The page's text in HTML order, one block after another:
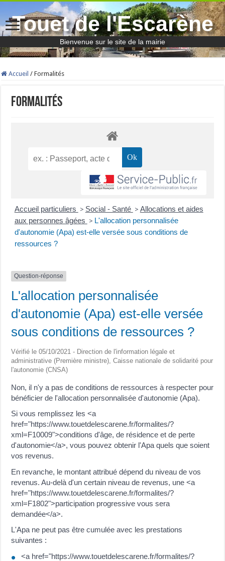
Touet de l'Escarène
Bienvenue sur le site de la mairie
Accueil / Formalités
Formalités
Accueil particuliers > Social - Santé > Allocations et aides
aux personnes âgées > L'allocation personnalisée
d'autonomie (Apa) est-elle versée sous conditions de
ressources ?
Question-réponse
L'allocation personnalisée
d'autonomie (Apa) est-elle versée
sous conditions de ressources ?
Vérifié le 05/10/2021 - Direction de l'information légale et
administrative (Première ministre), Caisse nationale de solidarité pour
l'autonomie (CNSA)
Non, il n'y a pas de conditions de ressources à respecter pour
bénéficier de l'allocation personnalisée d'autonomie (Apa).
Si vous remplissez les <a
href="https://www.touetdelescarene.fr/formalites/?
xml=F10009">conditions d'âge, de résidence et de perte
d'autonomie</a>, vous pouvez obtenir l'Apa quels que soient
vos revenus.
En revanche, le montant attribué dépend du niveau de vos
revenus. Au-delà d'un certain niveau de revenus, une <a
href="https://www.touetdelescarene.fr/formalites/?
xml=F1802">participation progressive vous sera
demandée</a>.
L'Apa ne peut pas être cumulée avec les prestations
suivantes :
<a href="https://www.touetdelescarene.fr/formalites/?